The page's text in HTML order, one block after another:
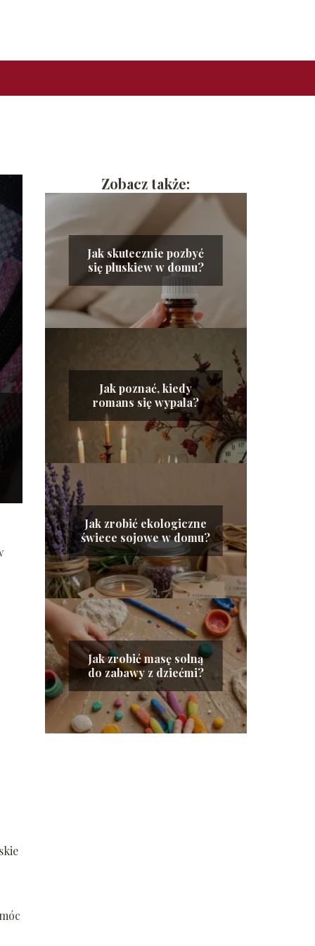
Zobacz także:
Jak skutecznie pozbyć
się pluskiew w domu?
Jak poznać, kiedy
romans się wypala?
Jak zrobić ekologiczne
świece sojowe w domu?
Jak zrobić masę solną
do zabawy z dziećmi?